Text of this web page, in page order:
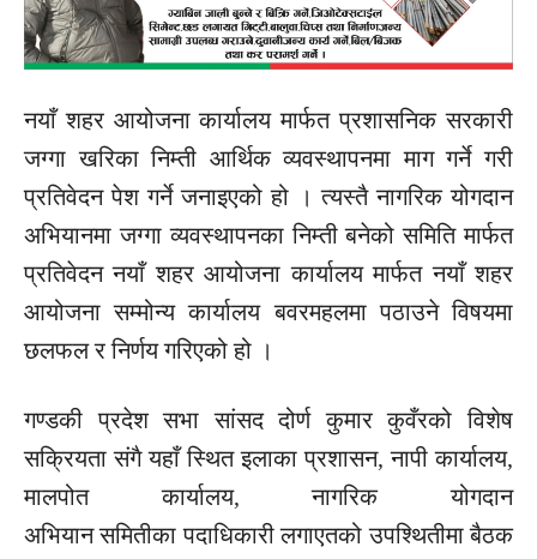
नयाँ शहर आयोजना कार्यालय मार्फत प्रशासनिक सरकारी
जग्गाखरिका निम्ती आर्थिक व्यवस्थापनमा माग गर्ने गरी
प्रतिवेदन पेश गर्ने जनाइएको हो । त्यस्तै नागरिक योगदान
अभियानमा जग्गा व्यवस्थापनकानिम्तीबनेकोसमितिमार्फत
प्रतिवेदन नयाँ शहर आयोजना कार्यालय मार्फत नयाँ शहर
आयोजनासम्मोन्यकार्यालयबवरमहलमापठाउने विषयमा
छलफल र निर्णय गरिएको हो ।
गण्डकी प्रदेश सभा सांसद दोर्ण कुमार कुवँरको विशेष
सक्रियतासंगैयहाँ स्थित इलाका प्रशासन, नापी कार्यालय,
मालपोत कार्यालय, नागरिक योगदान
अभियानसमितीका पदाधिकारीलगाएतको उपश्थितीमाबैठक